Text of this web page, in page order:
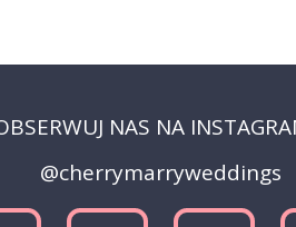
NAS NA
@cherrymarryweddings